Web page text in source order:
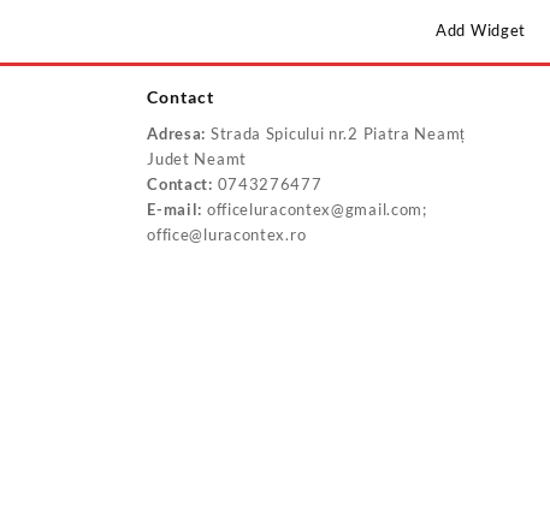
Add Widget
Contact
Adresa: Strada Spicului nr.2 Piatra Neamț
Judet Neamt
Contact: 0743276477
E-mail: officeluracontex@gmail.com;
office@luracontex.ro